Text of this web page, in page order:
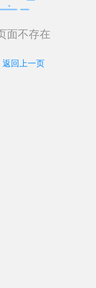
面不存在
返回上一页